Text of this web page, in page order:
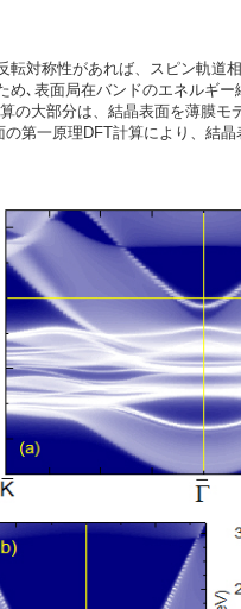
転対称性があれば、スピン軌道
め､表面局在バンドのエネルギ
の大部分は、結晶表面を薄膜
第一原理DFT計算により、結晶